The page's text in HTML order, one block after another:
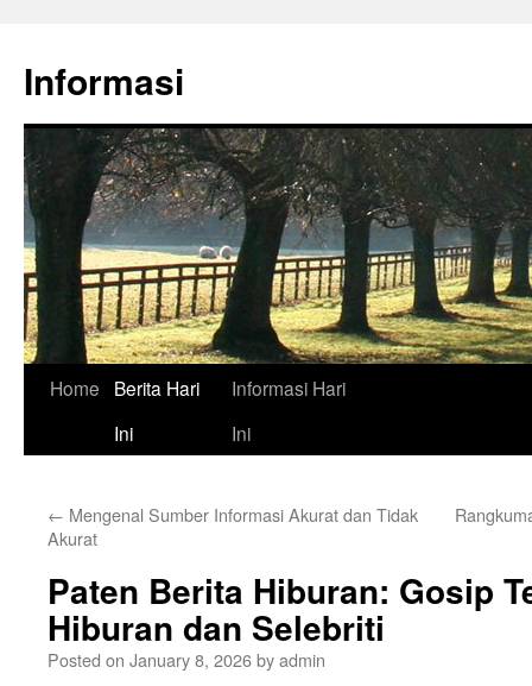
content
Informasi
Home
Berita Hari
Ini
Informasi Hari
Ini
← Mengenal Sumber Informasi Akurat dan Tidak
Akurat
Paten Berita Hiburan: Gosip
Hiburan dan Selebriti
Posted on January 8, 2026byadmin